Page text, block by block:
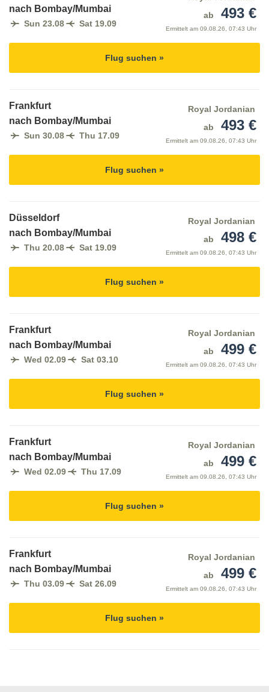
nach Bombay/Mumbai
Sun 23.08 Sat 19.09
ab
493 €
Ermittelt am 09.08.26, 07:43 Uhr
Flug suchen »
Frankfurt
nach Bombay/Mumbai
Sun 30.08 Thu 17.09
Royal Jordanian
ab
493 €
Ermittelt am 09.08.26, 07:43 Uhr
Flug suchen »
Düsseldorf
nach Bombay/Mumbai
Thu 20.08 Sat 19.09
Royal Jordanian
ab
498 €
Ermittelt am 09.08.26, 07:43 Uhr
Flug suchen »
Frankfurt
nach Bombay/Mumbai
Wed 02.09 Sat 03.10
Royal Jordanian
ab
499 €
Ermittelt am 09.08.26, 07:43 Uhr
Flug suchen »
Frankfurt
nach Bombay/Mumbai
Wed 02.09 Thu 17.09
Royal Jordanian
ab
499 €
Ermittelt am 09.08.26, 07:43 Uhr
Flug suchen »
Frankfurt
nach Bombay/Mumbai
Thu 03.09 Sat 26.09
Royal Jordanian
ab
499 €
Ermittelt am 09.08.26, 07:43 Uhr
Flug suchen »